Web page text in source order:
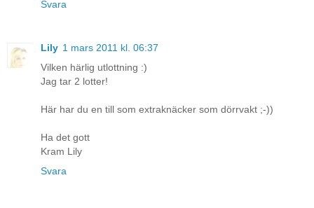
Svara
Lily 1 mars 2011 kl. 06:37
Vilken härlig utlottning :)
Jag tar 2 lotter!
Här har du en till som extraknäcker som dörrvakt ;-))
Ha det gott
Kram Lily
Svara